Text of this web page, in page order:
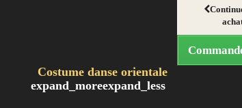
Costume danse orientale
expand_moreexpand_less